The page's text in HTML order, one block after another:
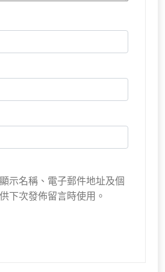
示名稱、電子郵件地址及個
下次發佈留言時使用。